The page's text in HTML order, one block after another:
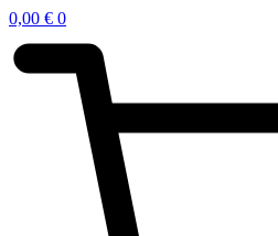
0,00 € 0